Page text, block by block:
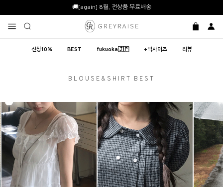
🚚[again] 8월, 전상품 무료배송
신상10% BEST fukuoka🇯🇵 +빅사이즈 리뷰
BLOUSE&SHIRT BEST